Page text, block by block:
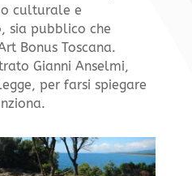
culturale e
sia pubblico che
Bonus Toscana.
Gianni Anselmi,
per farsi spiegare